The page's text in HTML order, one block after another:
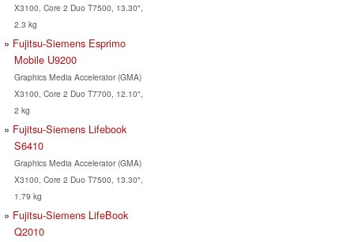
X3100, Core 2 Duo T7500, 13.30",
2.3 kg
Fujitsu-Siemens Esprimo
Mobile U9200
Graphics Media Accelerator (GMA)
X3100, Core 2 Duo T7700, 12.10",
2 kg
Fujitsu-Siemens Lifebook
S6410
Graphics Media Accelerator (GMA)
X3100, Core 2 Duo T7500, 13.30",
1.79 kg
Fujitsu-Siemens LifeBook
Q2010